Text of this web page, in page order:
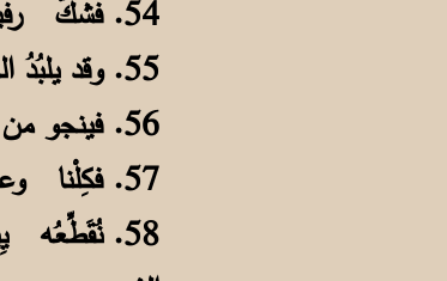
54. فشكَّ رفيقي ظَهرَه بشـجـاعةٍ وكــسّرَ مِقْرَافَيْهِ من موضـعِ الأَطْـلِ
55. وقد يلبُدُ الخَثّاقُ تحــتَ ضيائنا ويَرشُقُنا بالحـبـرِ عـــمداً وبالـتَّفْلِ
56. فينجو من الصيادِ جذْلاً وهازئاً وقد طاشَ رُمحُ الصيدِ في وسطِ الشَّلِّ
57. فكِلْنا وعـيداً للنُغَيْرِ فـــويلَه إذا عادَ نحـوَ السِّيفِ عــادَ إلى الثُّـكلِ
58. نُقَطِّعُه يِيْماً ونَرمي بـفــشِّه فيَنــغَرُ حِبْرُ النَّغْرِ مـن سنِّه الثَعْلِ